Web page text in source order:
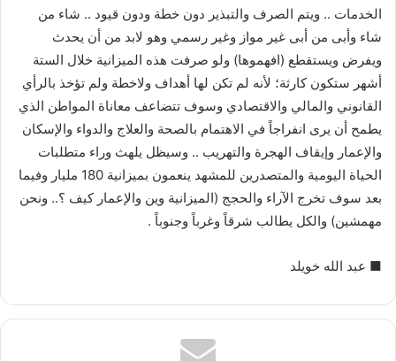
الخدمات .. ويتم الصرف والتبذير دون خطة ودون قيود .. شاء من
شاء وأبى من أبى غير مواز وغير رسمي وهو لابد من أن يحدث
ويفرض ويستقطع (افهموها) ولو صرفت هذه الميزانية خلال الستة
أشهر ستكون كارثة؛ لأنه لم تكن لها أهداف ولاخطة ولم تؤخذ بالرأي
القانوني والمالي والاقتصادي وسوف تتضاعف معاناة المواطن الذي
يطمح أن يرى انفراجاً في الاهتمام بالصحة والعلاج والدواء والإسكان
والإعمار وإيقاف الهجرة والتهريب .. وسيظل يلهث وراء متطلبات
الحياة اليومية والمتصدرين للمشهد ينعمون بميزانية 180 مليار وفيما
بعد سوف تخرج الآراء والحجج (الميزانية وين والإعمار كيف ؟.. ونحن
مهمشين) والكل يطالب شرقاً وغرباً وجنوباً .
■ عبد الله خويلد